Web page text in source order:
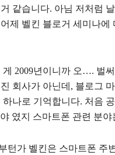
같습니다. 아님 저처럼
제 벨킨 블로거 세미나에
2009년이니까 오…. 벌
회사가 아닌데, 블로그
하나로 기억합니다. 처음
였지 스마트폰 관련 분야
턴가 벨킨은 스마트폰 주